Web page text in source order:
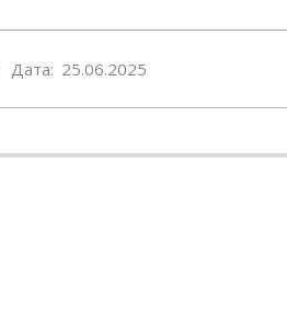
Дата: 25.06.2025